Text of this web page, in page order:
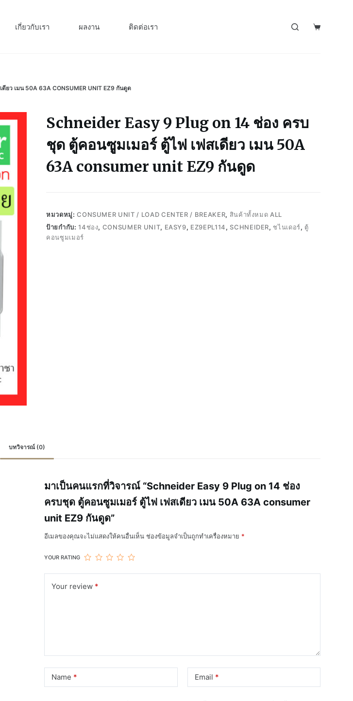
เกี่ยวกับเรา ผลงาน ติดต่อเรา
ดียว เมน 50A 63A CONSUMER UNIT EZ9 กันดูด
Schneider Easy 9 Plug on 14 ช่อง ครบ
ชุด ตู้คอนซูมเมอร์ ตู้ไฟ เฟสเดียว เมน 50A
63A consumer unit EZ9 กันดูด
หมวดหมู่:CONSUMER UNIT / LOAD CENTER / BREAKER, สินค้าทั้งหมด ALL
ป้ายกำกับ:14ช่อง, CONSUMER UNIT, EASY9, EZ9EPL114, SCHNEIDER, ชไนเดอร์, ตู้
คอนซูมเมอร์
บทวิจารณ์ (0)
มาเป็นคนแรกที่วิจารณ์ “Schneider Easy 9 Plug on 14 ช่อง
ครบชุด ตู้คอนซูมเมอร์ ตู้ไฟ เฟสเดียว เมน 50A 63A consumer
unit EZ9 กันดูด”
อีเมลของคุณจะไม่แสดงให้คนอื่นเห็น ช่องข้อมูลจำเป็นถูกทำเครื่องหมาย *
YOUR RATING
Your review *
Name * Email *